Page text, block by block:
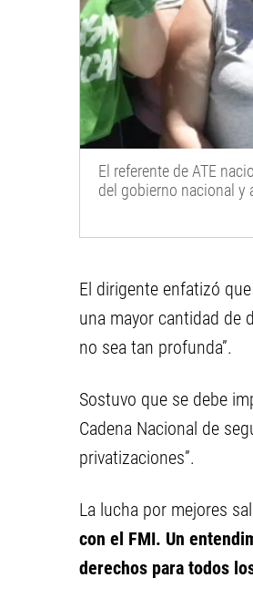
El referente de ATE
del gobierno nacional y
El dirigente enfatizó
una mayor cantidad de
no sea tan profunda”.
Sostuvo que se debe
Cadena Nacional de
privatizaciones”.
La lucha por mejores
con el FMI. Un
derechos para todos